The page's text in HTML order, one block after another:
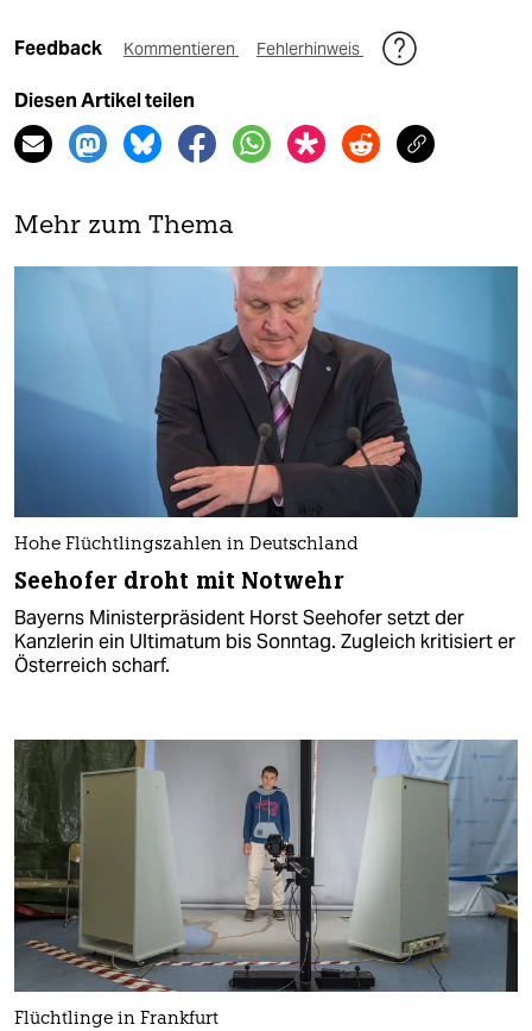
Feedback Kommentieren Fehlerhinweis
Diesen Artikel teilen
Mehr zum Thema
Hohe Flüchtlingszahlen in Deutschland
Seehofer droht mit Notwehr
Bayerns Ministerpräsident Horst Seehofer setzt der
Kanzlerin ein Ultimatum bis Sonntag. Zugleich kritisiert er
Österreich scharf.
Flüchtlinge in Frankfurt